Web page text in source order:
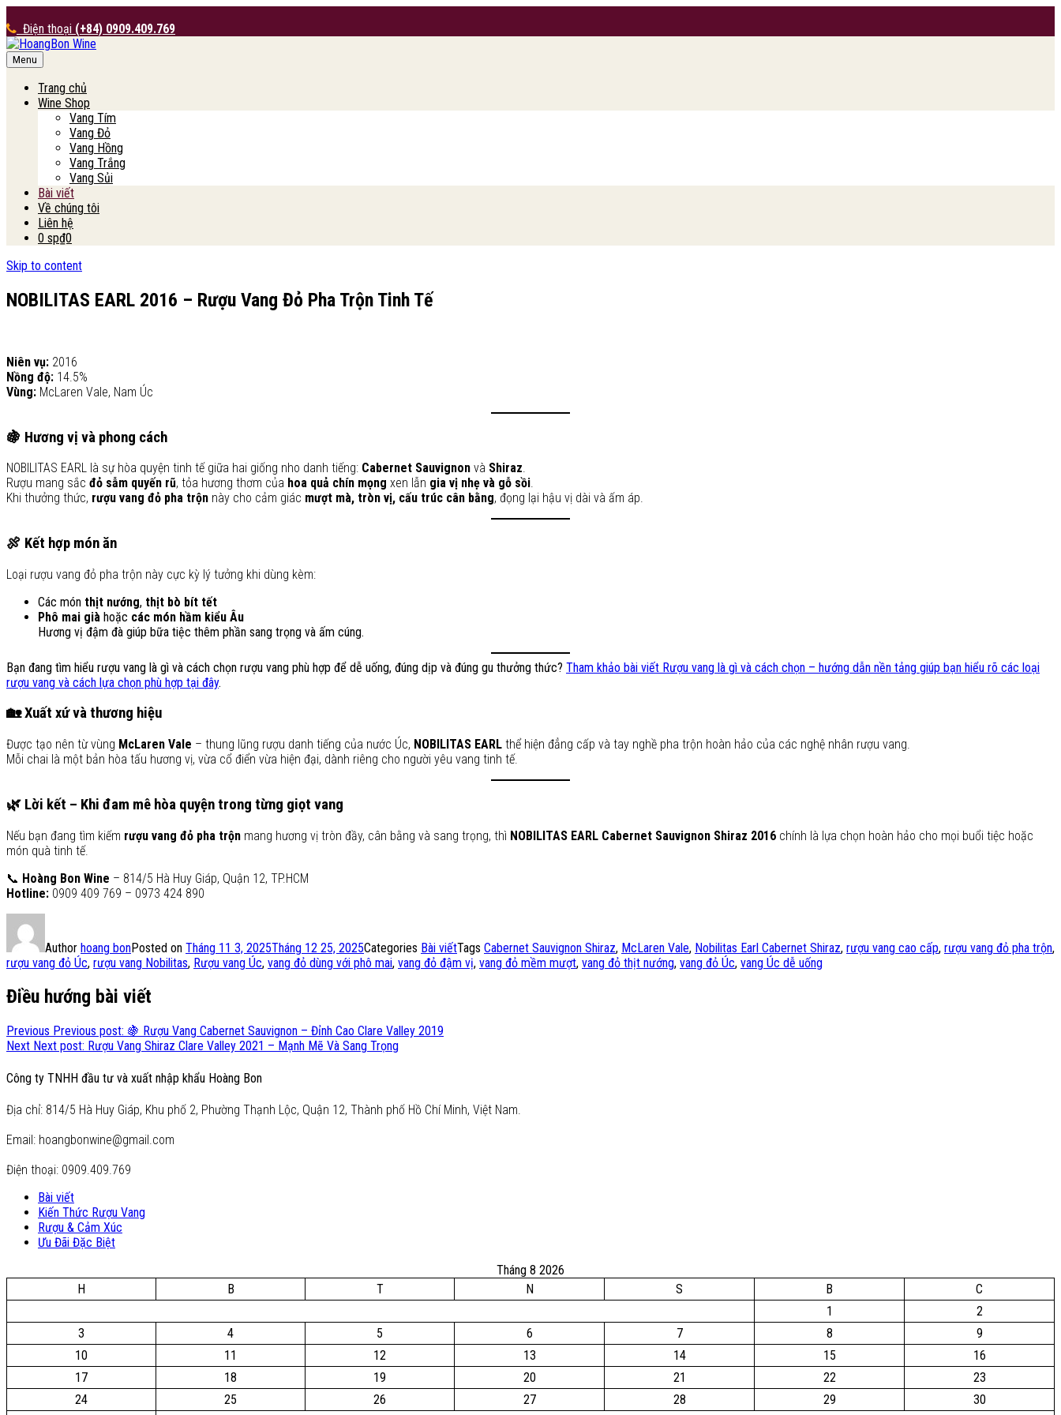
Điện thoại (+84) 0909.409.769
HoangBon Wine
Menu
Trang chủ
Wine Shop
Vang Tím
Vang Đỏ
Vang Hồng
Vang Trắng
Vang Sủi
Bài viết
Về chúng tôi
Liên hệ
0 sp₫0
Skip to content
NOBILITAS EARL 2016 – Rượu Vang Đỏ Pha Trộn Tinh Tế
Niên vụ: 2016
Nồng độ: 14.5%
Vùng: McLaren Vale, Nam Úc
🍇 Hương vị và phong cách
NOBILITAS EARL là sự hòa quyện tinh tế giữa hai giống nho danh tiếng: Cabernet Sauvignon và Shiraz.
Rượu mang sắc đỏ sẫm quyến rũ, tỏa hương thơm của hoa quả chín mọng xen lẫn gia vị nhẹ và gỗ sồi.
Khi thưởng thức, rượu vang đỏ pha trộn này cho cảm giác mượt mà, tròn vị, cấu trúc cân bằng, đọng lại hậu vị dài và ấm áp.
🍖 Kết hợp món ăn
Loại rượu vang đỏ pha trộn này cực kỳ lý tưởng khi dùng kèm:
Các món thịt nướng, thịt bò bít tết
Phô mai già hoặc các món hầm kiểu Âu
Hương vị đậm đà giúp bữa tiệc thêm phần sang trọng và ấm cúng.
Bạn đang tìm hiểu rượu vang là gì và cách chọn rượu vang phù hợp để dễ uống, đúng dịp và đúng gu thưởng thức? Tham khảo bài viết Rượu vang là gì và cách chọn – hướng dẫn nền tảng giúp bạn hiểu rõ các loại
rượu vang và cách lựa chọn phù hợp tại đây.
🏡Xuất xứ và thương hiệu
Được tạo nên từ vùng McLaren Vale – thung lũng rượu danh tiếng của nước Úc, NOBILITAS EARL thể hiện đẳng cấp và tay nghề pha trộn hoàn hảo của các nghệ nhân rượu vang.
Mỗi chai là một bản hòa tấu hương vị, vừa cổ điển vừa hiện đại, dành riêng cho người yêu vang tinh tế.
🌿 Lời kết – Khi đam mê hòa quyện trong từng giọt vang
Nếu bạn đang tìm kiếm rượu vang đỏ pha trộn mang hương vị tròn đầy, cân bằng và sang trọng, thì NOBILITAS EARL Cabernet Sauvignon Shiraz 2016 chính là lựa chọn hoàn hảo cho mọi buổi tiệc hoặc
món quà tinh tế.
📞 Hoàng Bon Wine – 814/5 Hà Huy Giáp, Quận 12, TP.HCM
Hotline: 0909 409 769 – 0973 424 890
Author hoang bonPosted on Tháng 11 3, 2025Tháng 12 25, 2025Categories Bài viếtTags Cabernet Sauvignon Shiraz, McLaren Vale, Nobilitas Earl Cabernet Shiraz, rượu vang cao cấp, rượu vang đỏ pha trộn,
rượu vang đỏ Úc, rượu vang Nobilitas, Rượu vang Úc, vang đỏ dùng với phô mai, vang đỏ đậm vị, vang đỏ mềm mượt, vang đỏ thịt nướng, vang đỏ Úc, vang Úc dễ uống
Điều hướng bài viết
Previous Previous post: 🍇 Rượu Vang Cabernet Sauvignon – Đỉnh Cao Clare Valley 2019
Next Next post: Rượu Vang Shiraz Clare Valley 2021 – Mạnh Mẽ Và Sang Trọng
Công ty TNHH đầu tư và xuất nhập khẩu Hoàng Bon
Địa chỉ: 814/5 Hà Huy Giáp, Khu phố 2, Phường Thạnh Lộc, Quận 12, Thành phố Hồ Chí Minh, Việt Nam.
Email: hoangbonwine@gmail.com
Điện thoại: 0909.409.769
Bài viết
Kiến Thức Rượu Vang
Rượu & Cảm Xúc
Ưu Đãi Đặc Biệt
Tháng 8 2026
H
B T N S B
C
1
2
3
4 5 6 7 8
9
10
11 12 13 14 15
16
17
18 19 20 21 22
23
24
25 26 27 28 29
30